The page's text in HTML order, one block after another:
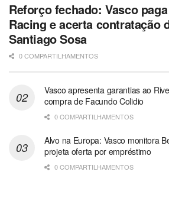
Reforço fechado: Vasco
Racing e acerta contratação
Santiago Sosa
0 COMPARTILHAMENTOS
Vasco apresenta garantias ao
compra de Facundo Colidio
0 COMPARTILHAMENTOS
Alvo na Europa: Vasco monitora
projeta oferta por empréstimo
0 COMPARTILHAMENTOS